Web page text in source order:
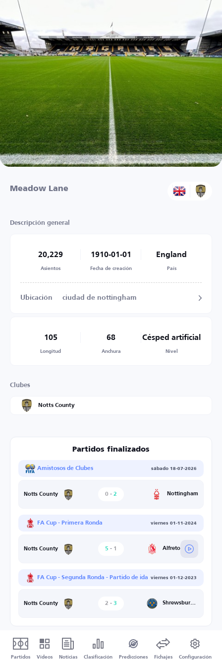
Meadow Lane
Descripción general
20,229
Asientos
1910-01-01
Fecha de creación
England
País
Ubicación ciudad de nottingham
105
Longitud
68
Anchura
Césped artificial
Nivel
Clubes
Notts County
Partidos finalizados
Amistosos de Clubes sábado 18-07-2026
Notts County 0 - 2 Nottingham
FA Cup - Primera Ronda viernes 01-11-2024
Notts County 5 - 1 Alfreton Town
FA Cup - Segunda Ronda - Partido de ida viernes 01-12-2023
Notts County 2 - 3 Shrewsbury Town
Partidos Vídeos Noticias Clasificación Predicciones Fichajes Configuración